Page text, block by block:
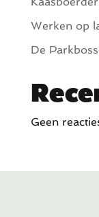
Werken op
De
Geen